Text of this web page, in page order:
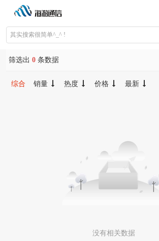
筛选出 0 条数据
综合 销量 热度 价格 最新
没有相关数据